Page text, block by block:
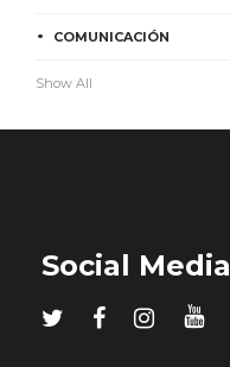
COMUNICACIÓN
Show All
Social Media